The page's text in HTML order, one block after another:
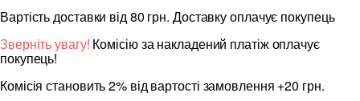
Вартість доставки від 80 грн. Доставку оплачує покупець
Зверніть увагу! Комісію за накладений платіж оплачує
покупець!
Комісія становить 2% від вартості замовлення +20 грн.